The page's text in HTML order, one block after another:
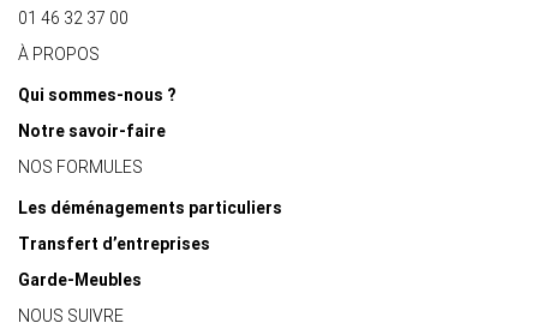
01 46 32 37 00
À PROPOS
Qui sommes-nous ?
Notre savoir-faire
NOS FORMULES
Les déménagements particuliers
Transfert d’entreprises
Garde-Meubles
NOUS SUIVRE